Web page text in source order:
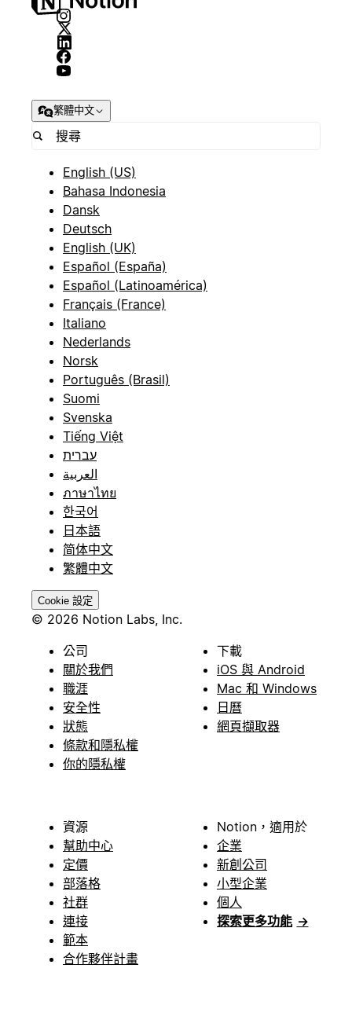
繁體中文
English (US)
Bahasa Indonesia
Dansk
Deutsch
English (UK)
Español (España)
Español (Latinoamérica)
Français (France)
Italiano
Nederlands
Norsk
Português (Brasil)
Suomi
Svenska
Tiếng Việt
עברית
العربية
ภาษาไทย
한국어
日本語
简体中文
繁體中文
Cookie 設定
© 2026 Notion Labs, Inc.
公司
關於我們
職涯
安全性
狀態
條款和隱私權
你的隱私權
下載
iOS 與 Android
Mac 和 Windows
日曆
網頁擷取器
資源
幫助中心
定價
部落格
社群
連接
範本
合作夥伴計畫
Notion，適用於
企業
新創公司
小型企業
個人
探索更多功能 →